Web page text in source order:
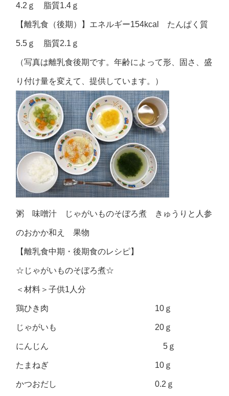
4.2ｇ 脂質1.4ｇ
【離乳食（後期）】エネルギー154kcal たんぱく質
5.5ｇ 脂質2.1ｇ
（写真は離乳食後期です。年齢によって形、固さ、盛
り付け量を変えて、提供しています。）
粥 味噌汁 じゃがいものそぼろ煮 きゅうりと人参
のおかか和え 果物
【離乳食中期・後期食のレシピ】
☆じゃがいものそぼろ煮☆
＜材料＞子供1人分
鶏ひき肉 10ｇ
じゃがいも 20ｇ
にんじん 5ｇ
たまねぎ 10ｇ
かつおだし 0.2ｇ